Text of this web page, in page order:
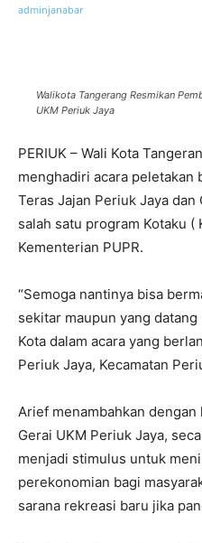
Walikota Tangerang Resmikan
UKM Periuk Jaya
PERIUK – Wali Kota
menghadiri acara peletakan
Teras Jajan Periuk Jaya
salah satu program Kotaku (
Kementerian PUPR.
“Semoga nantinya bisa
sekitar maupun yang datang
Kota dalam acara yang
Periuk Jaya, Kecamatan
Arief menambahkan dengan
Gerai UKM Periuk Jaya,
menjadi stimulus untuk
perekonomian bagi
sarana rekreasi baru jika